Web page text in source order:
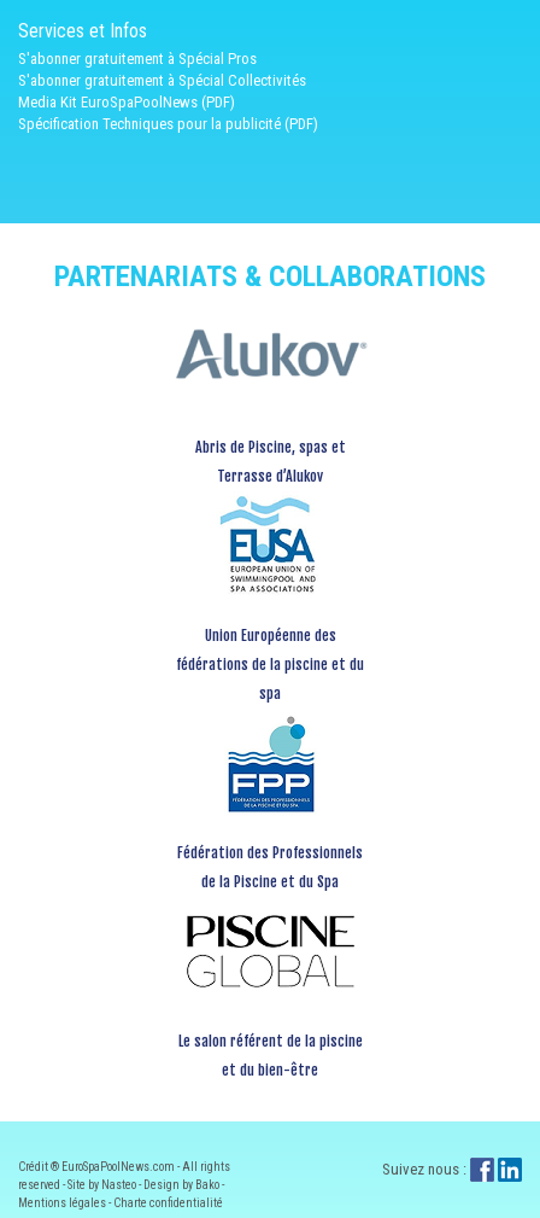
Services et Infos
S'abonner gratuitement à Spécial Pros
S'abonner gratuitement à Spécial Collectivités
Media Kit EuroSpaPoolNews (PDF)
Spécification Techniques pour la publicité (PDF)
PARTENARIATS & COLLABORATIONS
Abris de Piscine, spas et
Terrasse d’Alukov
Union Européenne des
fédérations de la piscine et du
spa
Fédération des Professionnels
de la Piscine et du Spa
Le salon référent de la piscine
et du bien-être
Crédit ® EuroSpaPoolNews.com - All rights
reserved - Site by Nasteo - Design by Bako -
Mentions légales-Charte confidentialité
Suivez nous :